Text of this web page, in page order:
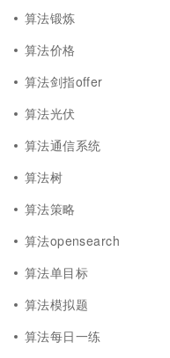
算法锻炼
算法价格
算法剑指offer
算法光伏
算法通信系统
算法树
算法策略
算法opensearch
算法单目标
算法模拟题
算法每日一练